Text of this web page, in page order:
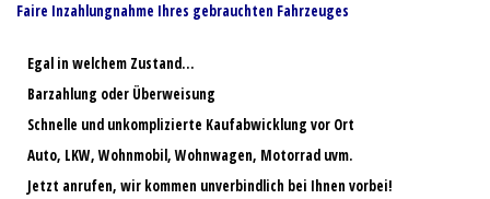
Faire Inzahlungnahme Ihres gebrauchten Fahrzeuges
Egal in welchem Zustand…
Barzahlung oder Überweisung
Schnelle und unkomplizierte Kaufabwicklung vor Ort
Auto, LKW, Wohnmobil, Wohnwagen, Motorrad uvm.
Jetzt anrufen, wir kommen unverbindlich bei Ihnen vorbei!